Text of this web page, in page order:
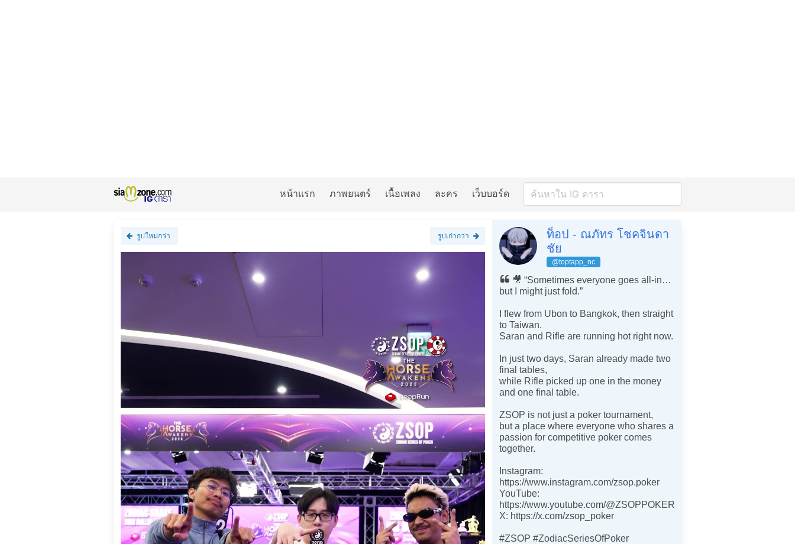
หน้าแรก ภาพยนตร์ เนื้อเพลง ละคร เว็บบอร์ด
รูปใหม่กว่า รูปเก่ากว่า
ท็อป - ณภัทร โชคจินดา
ชัย
@toptapp_nc
🎥 “Sometimes everyone goes all-in…
but I might just fold.”
I flew from Ubon to Bangkok, then straight
to Taiwan.
Saran and Rifle are running hot right now.
In just two days, Saran already made two
final tables,
while Rifle picked up one in the money
and one final table.
ZSOP is not just a poker tournament,
but a place where everyone who shares a
passion for competitive poker comes
together.
Instagram:
https://www.instagram.com/zsop.poker
YouTube:
https://www.youtube.com/@ZSOPPOKER
X: https://x.com/zsop_poker
#ZSOP #ZodiacSeriesOfPoker